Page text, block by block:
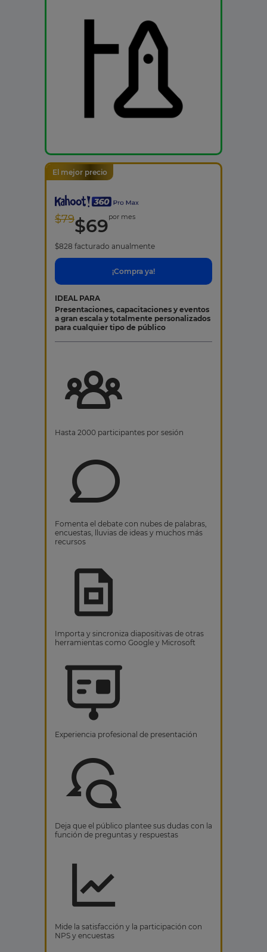
El mejor precio
$79$69por mes
$828 facturado anualmente
¡Compra ya!
IDEAL PARA
Presentaciones, capacitaciones y eventos
a gran escala y totalmente personalizados
para cualquier tipo de público
Hasta 2000 participantes por sesión
Fomenta el debate con nubes de palabras,
encuestas, lluvias de ideas y muchos más
recursos
Importa y sincroniza diapositivas de otras
herramientas como Google y Microsoft
Experiencia profesional de presentación
Deja que el público plantee sus dudas con la
función de preguntas y respuestas
Mide la satisfacción y la participación con
NPS y encuestas